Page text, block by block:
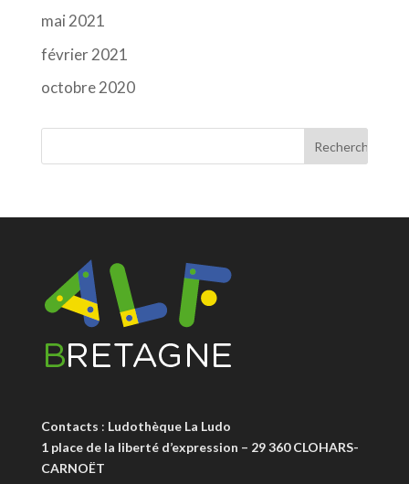
mai 2021
février 2021
octobre 2020
Contacts : Ludothèque La Ludo
1 place de la liberté d’expression – 29 360 CLOHARS-
CARNOËT